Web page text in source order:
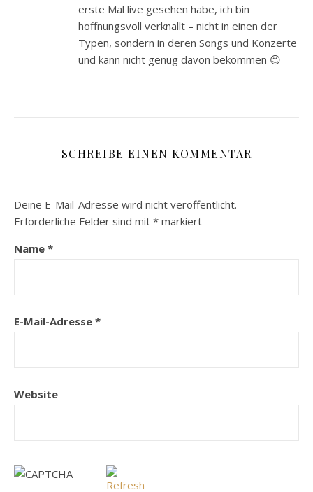
erste Mal live gesehen habe, ich bin
hoffnungsvoll verknallt – nicht in einen der
Typen, sondern in deren Songs und Konzerte
und kann nicht genug davon bekommen 😉
SCHREIBE EINEN KOMMENTAR
Deine E-Mail-Adresse wird nicht veröffentlicht.
Erforderliche Felder sind mit * markiert
Name *
E-Mail-Adresse *
Website